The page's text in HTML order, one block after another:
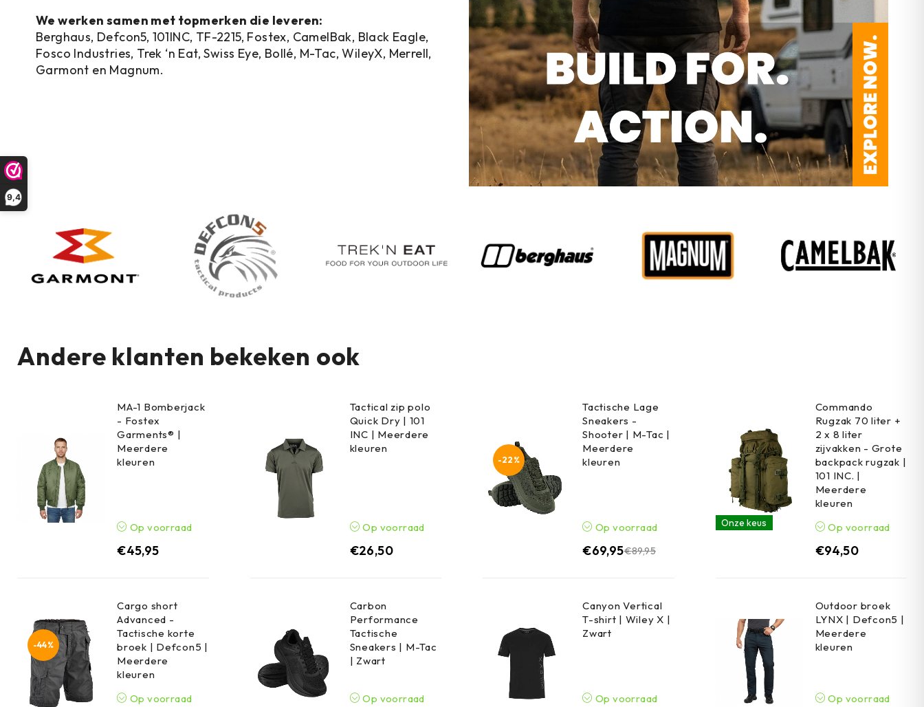
9,4
We werken samen met topmerken die leveren:
Berghaus, Defcon5, 101INC, TF-2215, Fostex, CamelBak, Black Eagle,
Fosco Industries, Trek ‘n Eat, Swiss Eye, Bollé, M-Tac, WileyX, Merrell,
Garmont en Magnum.
Andere klanten bekeken ook
MA-1 Bomberjack
- Fostex
Garments® |
Meerdere
kleuren
Op voorraad
€45,95
Tactical zip polo
Quick Dry | 101
INC | Meerdere
kleuren
Op voorraad
€26,50
-22%
Tactische Lage
Sneakers -
Shooter | M-Tac |
Meerdere
kleuren
Op voorraad
€89,95
€69,95
Onze keus
Commando
Rugzak 70 liter +
2 x 8 liter
zijvakken - Grote
backpack rugzak |
101 INC. |
Meerdere
kleuren
Op voorraad
€94,50
-44%
Cargo short
Advanced -
Tactische korte
broek | Defcon5 |
Meerdere
kleuren
Op voorraad
Carbon
Performance
Tactische
Sneakers | M-Tac
| Zwart
Op voorraad
Canyon Vertical
T-shirt | Wiley X |
Zwart
Op voorraad
Outdoor broek
LYNX | Defcon5 |
Meerdere
kleuren
Op voorraad